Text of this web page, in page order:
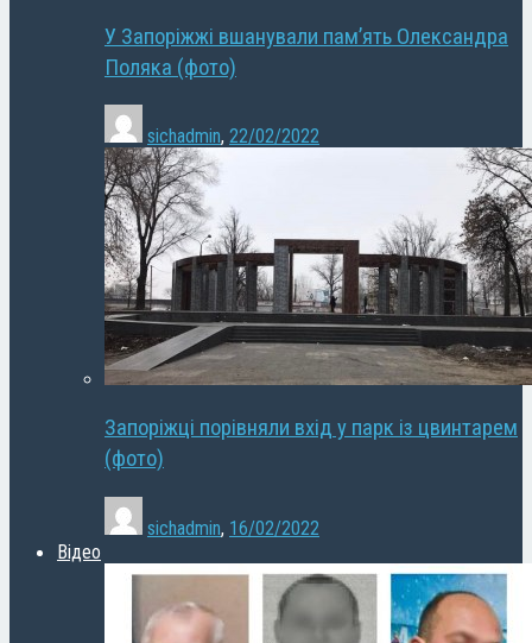
У Запоріжжі вшанували пам’ять Олександра
Поляка (фото)
sichadmin, 22/02/2022
Запоріжці порівняли вхід у парк із цвинтарем
(фото)
sichadmin, 16/02/2022
Відео